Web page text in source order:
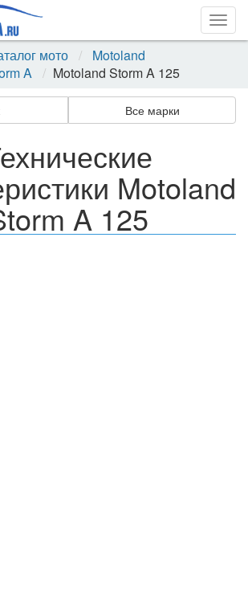
мото
Motoland
A
Motoland Storm A 125
Все марки
Motoland
A 125